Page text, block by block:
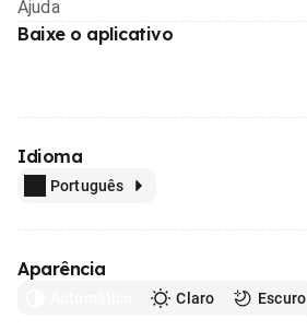
Ajuda
Baixe o aplicativo
Idioma
Português
Aparência
Claro Escuro